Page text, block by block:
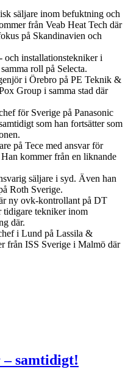
säljare inom befuktning och
från Veab Heat Tech där
på Skandinavien och
och installationstekniker i
roll på Selecta.
i Örebro på PE Teknik &
Group i samma stad där
för Sverige på Panasonic
som han fortsätter som
på Tece med ansvar för
kommer från en liknande
säljare i syd. Även han
Roth Sverige.
ny ovk-kontrollant på DT
tidigare tekniker inom
där.
i Lund på Lassila &
från ISS Sverige i Malmö där
samtidigt!